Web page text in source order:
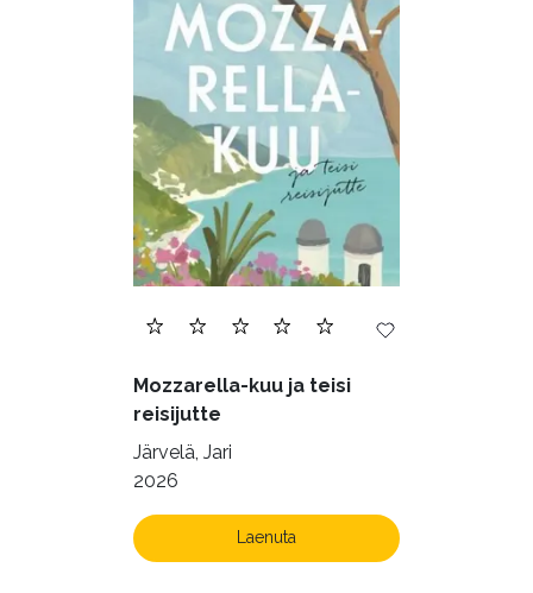
Psühholoogia (185)
Rahandus (46)
Religioon (107)
Siseturvalisus (34)
Sport (52)
Tehnika (6)
Telekommunikatsioon (9)
Vabakasutus (423)
Õigus (22)
Mozzarella-kuu ja teisi
reisijutte
Järvelä, Jari
2026
Laenuta